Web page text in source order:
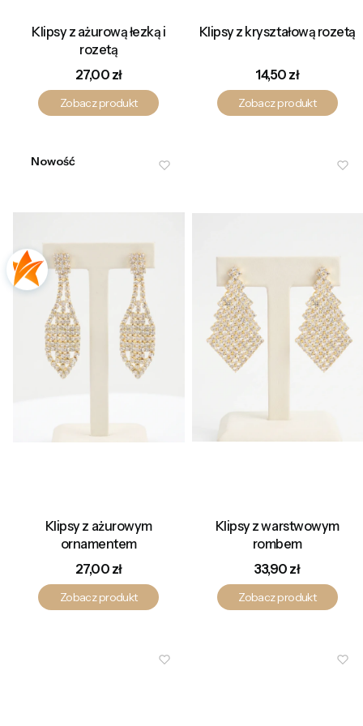
Klipsy z ażurową łezką i
rozetą
Cena
27,00 zł
Zobacz produkt
Klipsy z kryształową rozetą
Cena
14,50 zł
Zobacz produkt
Nowość
Klipsy z ażurowym
ornamentem
Cena
27,00 zł
Zobacz produkt
Klipsy z warstwowym
rombem
Cena
33,90 zł
Zobacz produkt